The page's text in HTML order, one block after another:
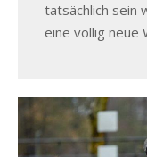
tatsächlich sein
eine völlig neue